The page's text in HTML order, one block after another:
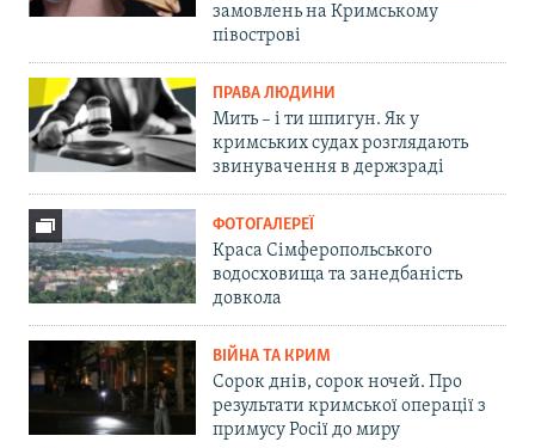
замовлень на Кримському
півострові
ПРАВА ЛЮДИНИ
Мить – і ти шпигун. Як у
кримських судах розглядають
звинувачення в держзраді
ФОТОГАЛЕРЕЇ
Краса Сімферопольського
водосховища та занедбаність
довкола
ВІЙНА ТА КРИМ
Сорок днів, сорок ночей. Про
результати кримської операції з
примусу Росії до миру